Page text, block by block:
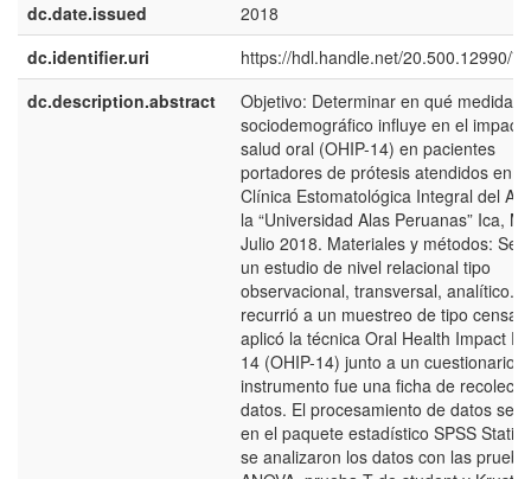
dc.date.issued
2018
dc.identifier.uri
https://hdl.handle.net/20.500.12990/
dc.description.abstract
Objetivo: Determinar en qué medida
sociodemográfico influye en el
salud oral (OHIP-14) en pacientes
portadores de prótesis atendidos en la
Clínica Estomatológica Integral del
la “Universidad Alas Peruanas” Ica,
Julio 2018. Materiales y métodos: Se
un estudio de nivel relacional tipo
observacional, transversal, analítico.
recurrió a un muestreo de tipo censal.
aplicó la técnica Oral Health Impact
14 (OHIP-14) junto a un cuestionario
instrumento fue una ficha de
datos. El procesamiento de datos se
en el paquete estadístico SPSS
se analizaron los datos con las